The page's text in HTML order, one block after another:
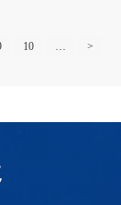
10 … >